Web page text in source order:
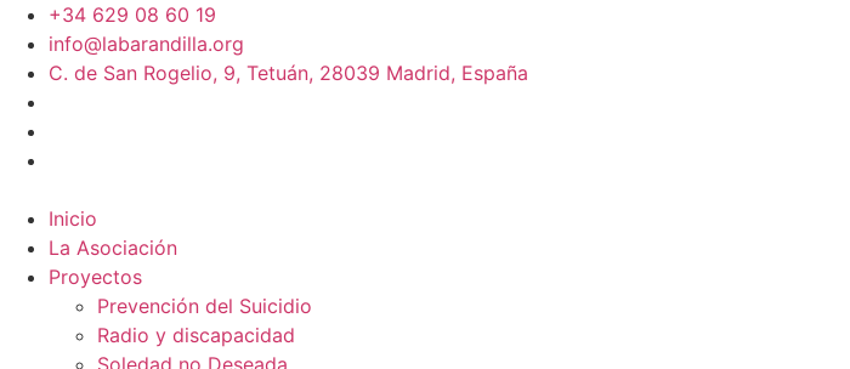
+34 629 08 60 19
info@labarandilla.org
C. de San Rogelio, 9, Tetuán, 28039 Madrid, España
Inicio
La Asociación
Proyectos
Prevención del Suicidio
Radio y discapacidad
Soledad no Deseada